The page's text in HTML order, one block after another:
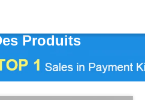
Produits